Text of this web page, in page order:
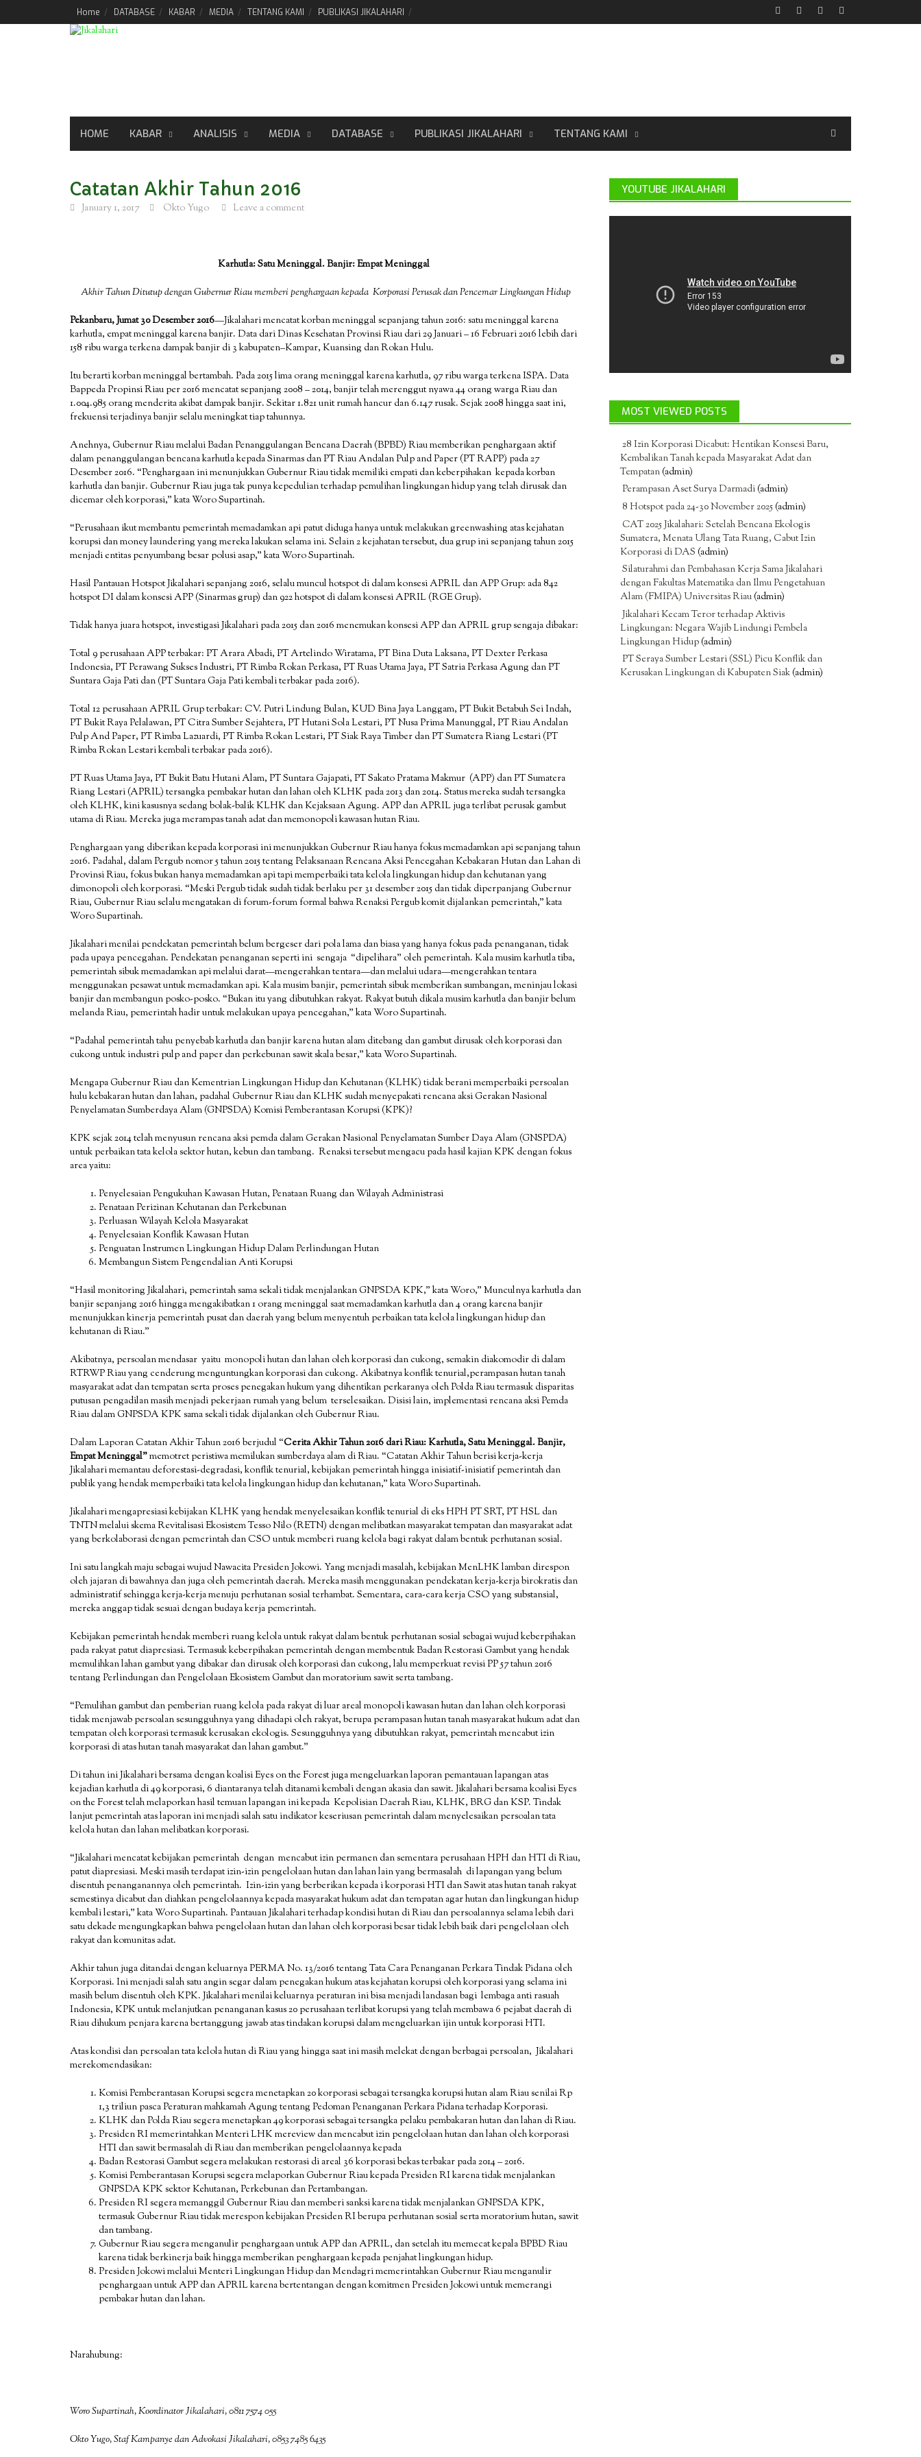
Home DATABASE KABAR MEDIA TENTANG KAMI PUBLIKASI JIKALAHARI
HOME KABAR ANALISIS MEDIA DATABASE PUBLIKASI JIKALAHARI TENTANG KAMI
Catatan Akhir Tahun 2016
January 1, 2017 Okto Yugo Leave a comment
Karhutla: Satu Meninggal. Banjir: Empat Meninggal
Akhir Tahun Ditutup dengan Gubernur Riau memberi penghargaan kepada Korporasi Perusak dan Pencemar Lingkungan Hidup
Pekanbaru, Jumat 30 Desember 2016—Jikalahari mencatat korban meninggal sepanjang tahun 2016: satu meninggal karena
karhutla, empat meninggal karena banjir. Data dari Dinas Kesehatan Provinsi Riau dari 29 Januari – 16 Februari 2016 lebih dari
158 ribu warga terkena dampak banjir di 3 kabupaten–Kampar, Kuansing dan Rokan Hulu.
Itu berarti korban meninggal bertambah. Pada 2015 lima orang meninggal karena karhutla, 97 ribu warga terkena ISPA. Data
Bappeda Propinsi Riau per 2016 mencatat sepanjang 2008 – 2014, banjir telah merenggut nyawa 44 orang warga Riau dan
1.004.985 orang menderita akibat dampak banjir. Sekitar 1.821 unit rumah hancur dan 6.147 rusak. Sejak 2008 hingga saat ini,
frekuensi terjadinya banjir selalu meningkat tiap tahunnya.
Anehnya, Gubernur Riau melalui Badan Penanggulangan Bencana Daerah (BPBD) Riau memberikan penghargaan aktif
dalam penanggulangan bencana karhutla kepada Sinarmas dan PT Riau Andalan Pulp and Paper (PT RAPP) pada 27
Desember 2016. “Penghargaan ini menunjukkan Gubernur Riau tidak memiliki empati dan keberpihakan kepada korban
karhutla dan banjir. Gubernur Riau juga tak punya kepedulian terhadap pemulihan lingkungan hidup yang telah dirusak dan
dicemar oleh korporasi,” kata Woro Supartinah.
“Perusahaan ikut membantu pemerintah memadamkan api patut diduga hanya untuk melakukan greenwashing atas kejahatan
korupsi dan money laundering yang mereka lakukan selama ini. Selain 2 kejahatan tersebut, dua grup ini sepanjang tahun 2015
menjadi entitas penyumbang besar polusi asap,” kata Woro Supartinah.
Hasil Pantauan Hotspot Jikalahari sepanjang 2016, selalu muncul hotspot di dalam konsesi APRIL dan APP Grup: ada 842
hotspot DI dalam konsesi APP (Sinarmas grup) dan 922 hotspot di dalam konsesi APRIL (RGE Grup).
Tidak hanya juara hotspot, investigasi Jikalahari pada 2015 dan 2016 menemukan konsesi APP dan APRIL grup sengaja dibakar:
Total 9 perusahaan APP terbakar: PT Arara Abadi, PT Artelindo Wiratama, PT Bina Duta Laksana, PT Dexter Perkasa
Indonesia, PT Perawang Sukses Industri, PT Rimba Rokan Perkasa, PT Ruas Utama Jaya, PT Satria Perkasa Agung dan PT
Suntara Gaja Pati dan (PT Suntara Gaja Pati kembali terbakar pada 2016).
Total 12 perusahaan APRIL Grup terbakar: CV. Putri Lindung Bulan, KUD Bina Jaya Langgam, PT Bukit Betabuh Sei Indah,
PT Bukit Raya Pelalawan, PT Citra Sumber Sejahtera, PT Hutani Sola Lestari, PT Nusa Prima Manunggal, PT Riau Andalan
Pulp And Paper, PT Rimba Lazuardi, PT Rimba Rokan Lestari, PT Siak Raya Timber dan PT Sumatera Riang Lestari (PT
Rimba Rokan Lestari kembali terbakar pada 2016).
PT Ruas Utama Jaya, PT Bukit Batu Hutani Alam, PT Suntara Gajapati, PT Sakato Pratama Makmur (APP) dan PT Sumatera
Riang Lestari (APRIL) tersangka pembakar hutan dan lahan oleh KLHK pada 2013 dan 2014. Status mereka sudah tersangka
oleh KLHK, kini kasusnya sedang bolak-balik KLHK dan Kejaksaan Agung. APP dan APRIL juga terlibat perusak gambut
utama di Riau. Mereka juga merampas tanah adat dan memonopoli kawasan hutan Riau.
Penghargaan yang diberikan kepada korporasi ini menunjukkan Gubernur Riau hanya fokus memadamkan api sepanjang tahun
2016. Padahal, dalam Pergub nomor 5 tahun 2015 tentang Pelaksanaan Rencana Aksi Pencegahan Kebakaran Hutan dan Lahan di
Provinsi Riau, fokus bukan hanya memadamkan api tapi memperbaiki tata kelola lingkungan hidup dan kehutanan yang
dimonopoli oleh korporasi. “Meski Pergub tidak sudah tidak berlaku per 31 desember 2015 dan tidak diperpanjang Gubernur
Riau, Gubernur Riau selalu mengatakan di forum-forum formal bahwa Renaksi Pergub komit dijalankan pemerintah,” kata
Woro Supartinah.
Jikalahari menilai pendekatan pemerintah belum bergeser dari pola lama dan biasa yang hanya fokus pada penanganan, tidak
pada upaya pencegahan. Pendekatan penanganan seperti ini sengaja “dipelihara” oleh pemerintah. Kala musim karhutla tiba,
pemerintah sibuk memadamkan api melalui darat—mengerahkan tentara—dan melalui udara—mengerahkan tentara
menggunakan pesawat untuk memadamkan api. Kala musim banjir, pemerintah sibuk memberikan sumbangan, meninjau lokasi
banjir dan membangun posko-posko. “Bukan itu yang dibutuhkan rakyat. Rakyat butuh dikala musim karhutla dan banjir belum
melanda Riau, pemerintah hadir untuk melakukan upaya pencegahan,” kata Woro Supartinah.
“Padahal pemerintah tahu penyebab karhutla dan banjir karena hutan alam ditebang dan gambut dirusak oleh korporasi dan
cukong untuk industri pulp and paper dan perkebunan sawit skala besar,” kata Woro Supartinah.
Mengapa Gubernur Riau dan Kementrian Lingkungan Hidup dan Kehutanan (KLHK) tidak berani memperbaiki persoalan
hulu kebakaran hutan dan lahan, padahal Gubernur Riau dan KLHK sudah menyepakati rencana aksi Gerakan Nasional
Penyelamatan Sumberdaya Alam (GNPSDA) Komisi Pemberantasan Korupsi (KPK)?
KPK sejak 2014 telah menyusun rencana aksi pemda dalam Gerakan Nasional Penyelamatan Sumber Daya Alam (GNSPDA)
untuk perbaikan tata kelola sektor hutan, kebun dan tambang. Renaksi tersebut mengacu pada hasil kajian KPK dengan fokus
area yaitu:
Penyelesaian Pengukuhan Kawasan Hutan, Penataan Ruang dan Wilayah Administrasi
Penataan Perizinan Kehutanan dan Perkebunan
Perluasan Wilayah Kelola Masyarakat
Penyelesaian Konflik Kawasan Hutan
Penguatan Instrumen Lingkungan Hidup Dalam Perlindungan Hutan
Membangun Sistem Pengendalian Anti Korupsi
“Hasil monitoring Jikalahari, pemerintah sama sekali tidak menjalankan GNPSDA KPK,” kata Woro,” Munculnya karhutla dan
banjir sepanjang 2016 hingga mengakibatkan 1 orang meninggal saat memadamkan karhutla dan 4 orang karena banjir
menunjukkan kinerja pemerintah pusat dan daerah yang belum menyentuh perbaikan tata kelola lingkungan hidup dan
kehutanan di Riau.”
Akibatnya, persoalan mendasar yaitu monopoli hutan dan lahan oleh korporasi dan cukong, semakin diakomodir di dalam
RTRWP Riau yang cenderung menguntungkan korporasi dan cukong. Akibatnya konflik tenurial,perampasan hutan tanah
masyarakat adat dan tempatan serta proses penegakan hukum yang dihentikan perkaranya oleh Polda Riau termasuk disparitas
putusan pengadilan masih menjadi pekerjaan rumah yang belum terselesaikan. Disisi lain, implementasi rencana aksi Pemda
Riau dalam GNPSDA KPK sama sekali tidak dijalankan oleh Gubernur Riau.
Dalam Laporan Catatan Akhir Tahun 2016 berjudul “Cerita Akhir Tahun 2016 dari Riau: Karhutla, Satu Meninggal. Banjir,
Empat Meninggal”memotret peristiwa memilukan sumberdaya alam di Riau. “Catatan Akhir Tahun berisi kerja-kerja
Jikalahari memantau deforestasi-degradasi, konflik tenurial, kebijakan pemerintah hingga inisiatif-inisiatif pemerintah dan
publik yang hendak memperbaiki tata kelola lingkungan hidup dan kehutanan,” kata Woro Supartinah.
Jikalahari mengapresiasi kebijakan KLHK yang hendak menyelesaikan konflik tenurial di eks HPH PT SRT, PT HSL dan
TNTN melalui skema Revitalisasi Ekosistem Tesso Nilo (RETN) dengan melibatkan masyarakat tempatan dan masyarakat adat
yang berkolaborasi dengan pemerintah dan CSO untuk memberi ruang kelola bagi rakyat dalam bentuk perhutanan sosial.
Ini satu langkah maju sebagai wujud Nawacita Presiden Jokowi. Yang menjadi masalah, kebijakan MenLHK lamban direspon
oleh jajaran di bawahnya dan juga oleh pemerintah daerah. Mereka masih menggunakan pendekatan kerja-kerja birokratis dan
administratif sehingga kerja-kerja menuju perhutanan sosial terhambat. Sementara, cara-cara kerja CSO yang substansial,
mereka anggap tidak sesuai dengan budaya kerja pemerintah.
Kebijakan pemerintah hendak memberi ruang kelola untuk rakyat dalam bentuk perhutanan sosial sebagai wujud keberpihakan
pada rakyat patut diapresiasi. Termasuk keberpihakan pemerintah dengan membentuk Badan Restorasi Gambut yang hendak
memulihkan lahan gambut yang dibakar dan dirusak oleh korporasi dan cukong, lalu memperkuat revisi PP 57 tahun 2016
tentang Perlindungan dan Pengelolaan Ekosistem Gambut dan moratorium sawit serta tambang.
“Pemulihan gambut dan pemberian ruang kelola pada rakyat di luar areal monopoli kawasan hutan dan lahan oleh korporasi
tidak menjawab persoalan sesungguhnya yang dihadapi oleh rakyat, berupa perampasan hutan tanah masyarakat hukum adat dan
tempatan oleh korporasi termasuk kerusakan ekologis. Sesungguhnya yang dibutuhkan rakyat, pemerintah mencabut izin
korporasi di atas hutan tanah masyarakat dan lahan gambut.”
Di tahun ini Jikalahari bersama dengan koalisi Eyes on the Forest juga mengeluarkan laporan pemantauan lapangan atas
kejadian karhutla di 49 korporasi, 6 diantaranya telah ditanami kembali dengan akasia dan sawit. Jikalahari bersama koalisi Eyes
on the Forest telah melaporkan hasil temuan lapangan ini kepada Kepolisian Daerah Riau, KLHK, BRG dan KSP. Tindak
lanjut pemerintah atas laporan ini menjadi salah satu indikator keseriusan pemerintah dalam menyelesaikan persoalan tata
kelola hutan dan lahan melibatkan korporasi.
“Jikalahari mencatat kebijakan pemerintah dengan mencabut izin permanen dan sementara perusahaan HPH dan HTI di Riau,
patut diapresiasi. Meski masih terdapat izin-izin pengelolaan hutan dan lahan lain yang bermasalah di lapangan yang belum
disentuh penanganannya oleh pemerintah. Izin-izin yang berberikan kepada i korporasi HTI dan Sawit atas hutan tanah rakyat
semestinya dicabut dan diahkan pengelolaannya kepada masyarakat hukum adat dan tempatan agar hutan dan lingkungan hidup
kembali lestari,” kata Woro Supartinah. Pantauan Jikalahari terhadap kondisi hutan di Riau dan persoalannya selama lebih dari
satu dekade mengungkapkan bahwa pengelolaan hutan dan lahan oleh korporasi besar tidak lebih baik dari pengelolaan oleh
rakyat dan komunitas adat.
Akhir tahun juga ditandai dengan keluarnya PERMA No. 13/2016 tentang Tata Cara Penanganan Perkara Tindak Pidana oleh
Korporasi. Ini menjadi salah satu angin segar dalam penegakan hukum atas kejahatan korupsi oleh korporasi yang selama ini
masih belum disentuh oleh KPK. Jikalahari menilai keluarnya peraturan ini bisa menjadi landasan bagi lembaga anti rasuah
Indonesia, KPK untuk melanjutkan penanganan kasus 20 perusahaan terlibat korupsi yang telah membawa 6 pejabat daerah di
Riau dihukum penjara karena bertanggung jawab atas tindakan korupsi dalam mengeluarkan ijin untuk korporasi HTI.
Atas kondisi dan persoalan tata kelola hutan di Riau yang hingga saat ini masih melekat dengan berbagai persoalan, Jikalahari
merekomendasikan:
Komisi Pemberantasan Korupsi segera menetapkan 20 korporasi sebagai tersangka korupsi hutan alam Riau senilai Rp
1,3 triliun pasca Peraturan mahkamah Agung tentang Pedoman Penanganan Perkara Pidana terhadap Korporasi.
KLHK dan Polda Riau segera menetapkan 49 korporasi sebagai tersangka pelaku pembakaran hutan dan lahan di Riau.
Presiden RI memerintahkan Menteri LHK mereview dan mencabut izin pengelolaan hutan dan lahan oleh korporasi
HTI dan sawit bermasalah di Riau dan memberikan pengelolaannya kepada
Badan Restorasi Gambut segera melakukan restorasi di areal 36 korporasi bekas terbakar pada 2014 – 2016.
Komisi Pemberantasan Korupsi segera melaporkan Gubernur Riau kepada Presiden RI karena tidak menjalankan
GNPSDA KPK sektor Kehutanan, Perkebunan dan Pertambangan.
Presiden RI segera memanggil Gubernur Riau dan memberi sanksi karena tidak menjalankan GNPSDA KPK,
termasuk Gubernur Riau tidak merespon kebijakan Presiden RI berupa perhutanan sosial serta moratorium hutan, sawit
dan tambang.
Gubernur Riau segera menganulir penghargaan untuk APP dan APRIL, dan setelah itu memecat kepala BPBD Riau
karena tidak berkinerja baik hingga memberikan penghargaan kepada penjahat lingkungan hidup.
Presiden Jokowi melalui Menteri Lingkungan Hidup dan Mendagri memerintahkan Gubernur Riau menganulir
penghargaan untuk APP dan APRIL karena bertentangan dengan komitmen Presiden Jokowi untuk memerangi
pembakar hutan dan lahan.
Narahubung:
Woro Supartinah, Koordinator Jikalahari, 0811 7574 055
Okto Yugo, Staf Kampanye dan Advokasi Jikalahari, 0853 7485 6435
YOUTUBE JIKALAHARI
MOST VIEWED POSTS
28 Izin Korporasi Dicabut: Hentikan Konsesi Baru,
Kembalikan Tanah kepada Masyarakat Adat dan
Tempatan(admin)
Perampasan Aset Surya Darmadi(admin)
8 Hotspot pada 24-30 November 2025(admin)
CAT 2025 Jikalahari: Setelah Bencana Ekologis
Sumatera, Menata Ulang Tata Ruang, Cabut Izin
Korporasi di DAS (admin)
Silaturahmi dan Pembahasan Kerja Sama Jikalahari
dengan Fakultas Matematika dan Ilmu Pengetahuan
Alam (FMIPA) Universitas Riau(admin)
Jikalahari Kecam Teror terhadap Aktivis
Lingkungan: Negara Wajib Lindungi Pembela
Lingkungan Hidup(admin)
PT Seraya Sumber Lestari (SSL) Picu Konflik dan
Kerusakan Lingkungan di Kabupaten Siak(admin)